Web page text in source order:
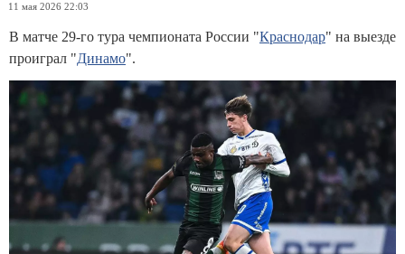
11 мая 2026 22:03
В матче 29-го тура чемпионата России "Краснодар" на выезде
проиграл "Динамо".